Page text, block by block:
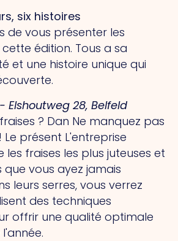
six histoires
de vous présenter les
édition. Tous a sa
et une histoire unique qui
Elshoutweg 28, Belfeld
? Dan Ne manquez pas
Le présent L'entreprise
les fraises les plus juteuses et
que vous ayez jamais
leurs serres, vous verrez
des techniques
offrir une qualité optimale